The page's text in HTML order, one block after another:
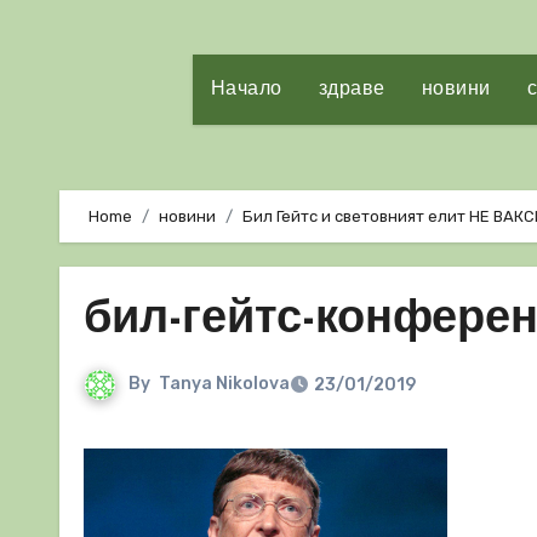
Начало здраве новини
Home новини Бил Гейтс и световният елит НЕ
бил-гейтс-
By Tanya Nikolova 23/01/2019